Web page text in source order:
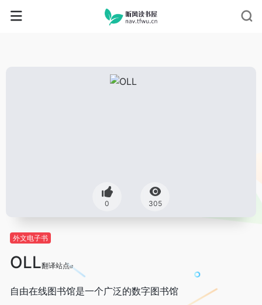
0 305
外文电子书
OLL翻译站点
自由在线图书馆是一个广泛的数字图书馆